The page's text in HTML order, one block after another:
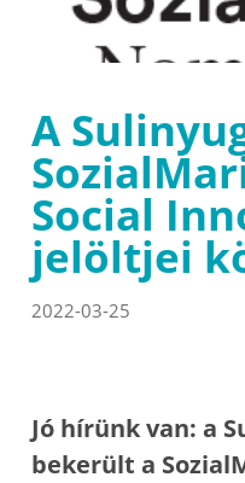
A
Social
jelöltjei
2022-03-25
Jó hírünk van: a
bekerült a